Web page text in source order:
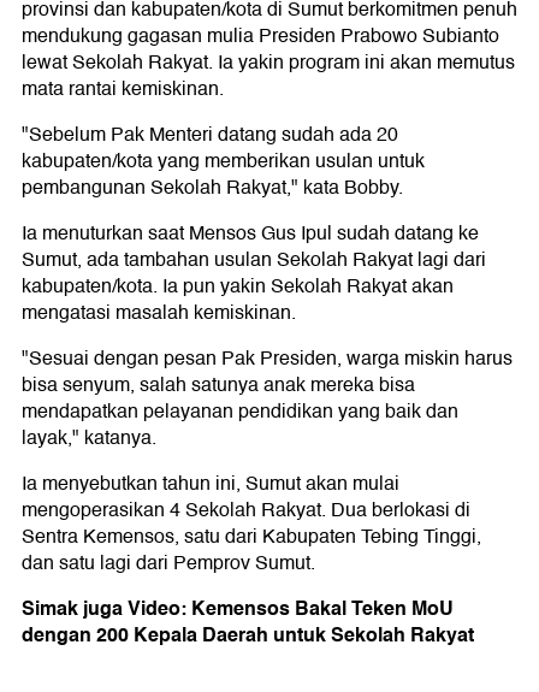
provinsi dan kabupaten/kota di Sumut berkomitmen penuh
mendukung gagasan mulia Presiden Prabowo Subianto
lewat Sekolah Rakyat. Ia yakin program ini akan memutus
mata rantai kemiskinan.
"Sebelum Pak Menteri datang sudah ada 20
kabupaten/kota yang memberikan usulan untuk
pembangunan Sekolah Rakyat," kata Bobby.
Ia menuturkan saat Mensos Gus Ipul sudah datang ke
Sumut, ada tambahan usulan Sekolah Rakyat lagi dari
kabupaten/kota. Ia pun yakin Sekolah Rakyat akan
mengatasi masalah kemiskinan.
"Sesuai dengan pesan Pak Presiden, warga miskin harus
bisa senyum, salah satunya anak mereka bisa
mendapatkan pelayanan pendidikan yang baik dan
layak," katanya.
Ia menyebutkan tahun ini, Sumut akan mulai
mengoperasikan 4 Sekolah Rakyat. Dua berlokasi di
Sentra Kemensos, satu dari Kabupaten Tebing Tinggi,
dan satu lagi dari Pemprov Sumut.
Simak juga Video: Kemensos Bakal Teken MoU
dengan 200 Kepala Daerah untuk Sekolah Rakyat